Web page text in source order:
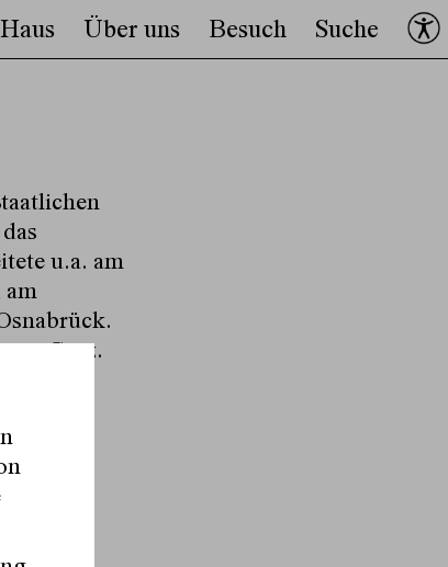
Über uns Besuch Suche
u.a. am
am
Graz.